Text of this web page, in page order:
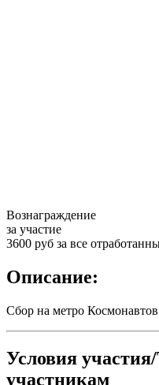
Вознаграждение
за участие
3600 руб за все
Описание:
Сбор на метро
Условия
участникам